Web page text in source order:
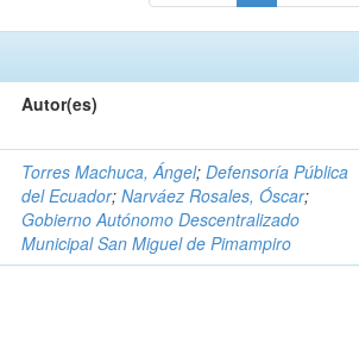
Autor(es)
Torres Machuca, Ángel;Defensoría Pública
del Ecuador;Narváez Rosales, Óscar;
Gobierno Autónomo Descentralizado
Municipal San Miguel de Pimampiro